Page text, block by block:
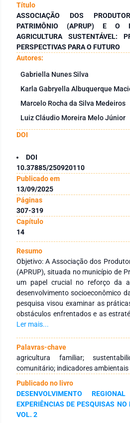
Título
ASSOCIAÇÃO DOS
PATRIMÔNIO (APRUP) E O
AGRICULTURA SUSTENTÁVEL:
PERSPECTIVAS PARA O FUTURO
Autores:
Gabriella Nunes Silva
Karla Gabryella Albuquerque
Marcelo Rocha da Silva Medeiros
Luiz Cláudio Moreira Melo Júnior
DOI
DOI
10.37885/250920110
Publicado em
13/09/2025
Páginas
307-319
Capítulo
14
Resumo
Objetivo: A Associação dos
(APRUP), situada no município de
um papel crucial no reforço da
desenvolvimento socioeconômico
pesquisa visou examinar as
obstáculos enfrentados e as
incentivadas pela união.
aspectos primordiais, como o
hortaliças e verduras, a partilha de
e as dificuldades ligadas a
cursos frequentes. Resultados:
relevância da feira comunitária na
fomento da segurança
demonstraram que, apesar dos
união se depara com desafios
Ler mais...
Palavras-chave
agricultura familiar;
comunitário; indicadores ambientais
Publicado no livro
DESENVOLVIMENTO
EXPERIÊNCIAS DE PESQUISAS NO
VOL. 2